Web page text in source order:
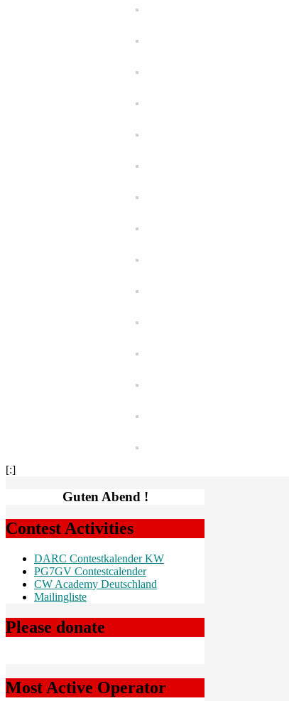
[:]
Guten Abend !
Contest Activities
DARC Contestkalender KW
PG7GV Contestcalender
CW Academy Deutschland
Mailingliste
Please donate
Most Active Operator